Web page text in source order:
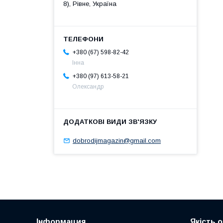
8), Рівне, Україна
+380 (67) 598-82-42
Інна
+380 (97) 613-58-21
Олександр
dobrodijmagazin@gmail.com